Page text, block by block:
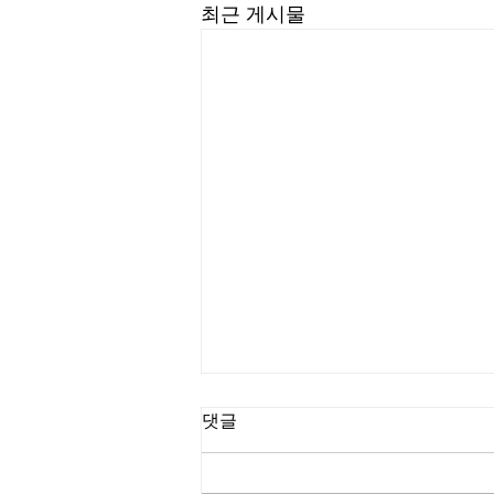
최근 게시물
길요나 목사
“한계를 넘어서는 인생을 살라” (삼
댓글